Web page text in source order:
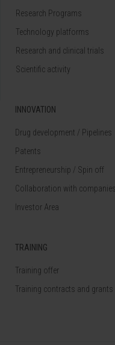
Research Programs
Technology platforms
Research and clinical trials
Scientific activity
INNOVATION
Drug development / Pipelines
Patents
Entrepreneurship / Spin off
Collaboration with companies
Investor Area
TRAINING
Training offer
Training contracts and grants